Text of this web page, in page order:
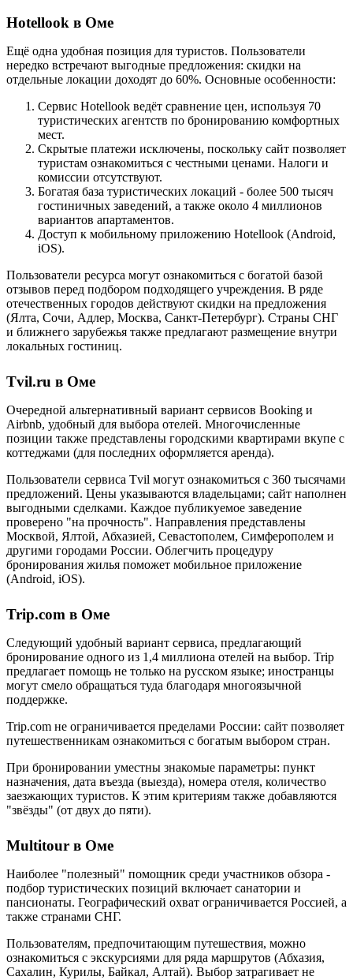
Hotellook в Оме
Ещё одна удобная позиция для туристов. Пользователи
нередко встречают выгодные предложения: скидки на
отдельные локации доходят до 60%. Основные особенности:
Сервис Hotellook ведёт сравнение цен, используя 70
туристических агентств по бронированию комфортных
мест.
Скрытые платежи исключены, поскольку сайт позволяет
туристам ознакомиться с честными ценами. Налоги и
комиссии отсутствуют.
Богатая база туристических локаций - более 500 тысяч
гостиничных заведений, а также около 4 миллионов
вариантов апартаментов.
Доступ к мобильному приложению Hotellook (Android,
iOS).
Пользователи ресурса могут ознакомиться с богатой базой
отзывов перед подбором подходящего учреждения. В ряде
отечественных городов действуют скидки на предложения
(Ялта, Сочи, Адлер, Москва, Санкт-Петербург). Страны СНГ
и ближнего зарубежья также предлагают размещение внутри
локальных гостиниц.
Tvil.ru в Оме
Очередной альтернативный вариант сервисов Booking и
Airbnb, удобный для выбора отелей. Многочисленные
позиции также представлены городскими квартирами вкупе с
коттеджами (для последних оформляется аренда).
Пользователи сервиса Tvil могут ознакомиться с 360 тысячами
предложений. Цены указываются владельцами; сайт наполнен
выгодными сделками. Каждое публикуемое заведение
проверено "на прочность". Направления представлены
Москвой, Ялтой, Абхазией, Севастополем, Симферополем и
другими городами России. Облегчить процедуру
бронирования жилья поможет мобильное приложение
(Android, iOS).
Trip.com в Оме
Следующий удобный вариант сервиса, предлагающий
бронирование одного из 1,4 миллиона отелей на выбор. Trip
предлагает помощь не только на русском языке; иностранцы
могут смело обращаться туда благодаря многоязычной
поддержке.
Trip.com не ограничивается пределами России: сайт позволяет
путешественникам ознакомиться с богатым выбором стран.
При бронировании уместны знакомые параметры: пункт
назначения, дата въезда (выезда), номера отеля, количество
заезжающих туристов. К этим критериям также добавляются
"звёзды" (от двух до пяти).
Multitour в Оме
Наиболее "полезный" помощник среди участников обзора -
подбор туристических позиций включает санатории и
пансионаты. Географический охват ограничивается Россией, а
также странами СНГ.
Пользователям, предпочитающим путешествия, можно
ознакомиться с экскурсиями для ряда маршрутов (Абхазия,
Сахалин, Курилы, Байкал, Алтай). Выбор затрагивает не